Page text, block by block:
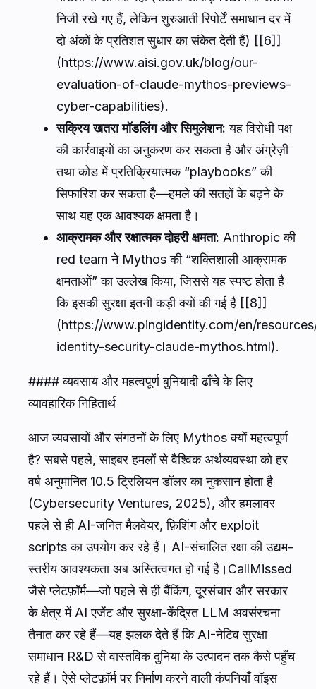
निजी रखे गए हैं, लेकिन शुरुआती रिपोर्टें समाधान दर में
दो अंकों के प्रतिशत सुधार का संकेत देती हैं) [[6]]
(https://www.aisi.gov.uk/blog/our-
evaluation-of-claude-mythos-previews-
cyber-capabilities).
सक्रिय खतरा मॉडलिंग और सिमुलेशन: यह विरोधी पक्ष
की कार्रवाइयों का अनुकरण कर सकता है और अंग्रेज़ी
तथा कोड में प्रतिक्रियात्मक “playbooks” की
सिफारिश कर सकता है—हमले की सतहों के बढ़ने के
साथ यह एक आवश्यक क्षमता है।
आक्रामक और रक्षात्मक दोहरी क्षमता: Anthropic की
red team ने Mythos की “शक्तिशाली आक्रामक
क्षमताओं” का उल्लेख किया, जिससे यह स्पष्ट होता है
कि इसकी सुरक्षा इतनी कड़ी क्यों की गई है [[8]]
(https://www.pingidentity.com/en/
identity-security-claude-mythos.html).
#### व्यवसाय और महत्वपूर्ण बुनियादी ढाँचे के लिए
व्यावहारिक निहितार्थ
आज व्यवसायों और संगठनों के लिए Mythos क्यों महत्वपूर्ण
है? सबसे पहले, साइबर हमलों से वैश्विक अर्थव्यवस्था को हर
वर्ष अनुमानित 10.5 ट्रिलियन डॉलर का नुकसान होता है
(Cybersecurity Ventures, 2025), और हमलावर
पहले से ही AI-जनित मैलवेयर, फ़िशिंग और exploit
scripts का उपयोग कर रहे हैं। AI-संचालित रक्षा की उद्यम-
स्तरीय आवश्यकता अब अस्तित्वगत हो गई है।CallMissed
जैसे प्लेटफ़ॉर्म—जो पहले से ही बैंकिंग, दूरसंचार और सरकार
के क्षेत्र में AI एजेंट और सुरक्षा-केंद्रित LLM अवसंरचना
तैनात कर रहे हैं—यह झलक देते हैं कि AI-नेटिव सुरक्षा
समाधान R&D से वास्तविक दुनिया के उत्पादन तक कैसे पहुँच
रहे हैं। ऐसे प्लेटफ़ॉर्म पर निर्माण करने वाली कंपनियाँ वॉइस